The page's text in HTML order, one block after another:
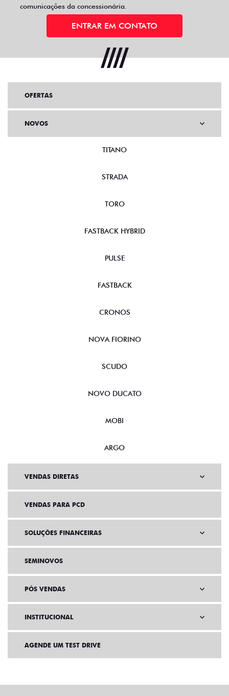
comunicações da concessionária.
ENTRAR EM CONTATO
OFERTAS
NOVOS
TITANO
STRADA
TORO
FASTBACK HYBRID
PULSE
FASTBACK
CRONOS
NOVA FIORINO
SCUDO
NOVO DUCATO
MOBI
ARGO
VENDAS DIRETAS
VENDAS PARA PCD
SOLUÇÕES FINANCEIRAS
SEMINOVOS
PÓS VENDAS
INSTITUCIONAL
AGENDE UM TEST DRIVE